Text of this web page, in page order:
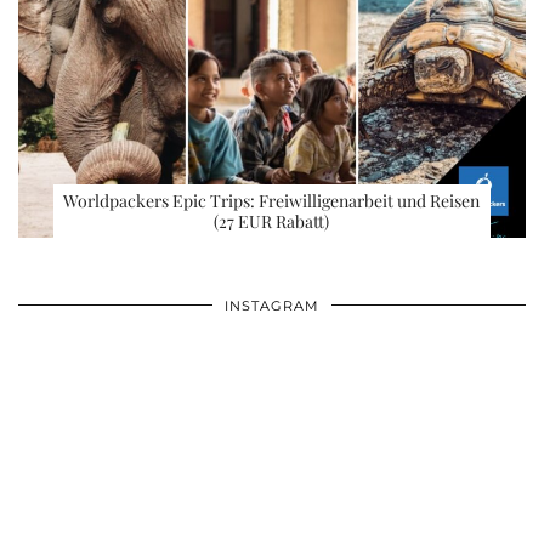
Worldpackers Epic Trips: Freiwilligenarbeit und Reisen
(27 EUR Rabatt)
INSTAGRAM